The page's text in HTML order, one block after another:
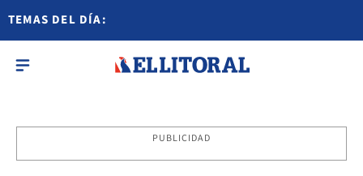
TEMAS DEL DÍA:
PUBLICIDAD